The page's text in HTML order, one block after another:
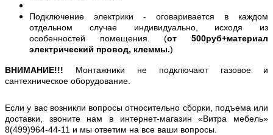
Подключение электрики - оговаривается в каждом
отдельном случае индивидуально, исходя из
особенностей помещения. (от 500руб+материал
электрический провод, клеммы.)
ВНИМАНИЕ!!! Монтажники не подключают газовое и
сантехническое оборудование.
Если у вас возникли вопросы относительно сборки, подъема или
доставки, звоните нам в интернет-магазин «Витра мебель»
8(499)964-44-11 и мы ответим на все ваши вопросы.